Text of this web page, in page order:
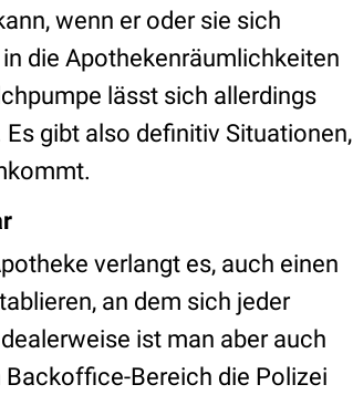
wenn er oder sie sich
die Apothekenräumlichkeiten
lässt sich allerdings
gibt also definitiv Situationen,
verlangt es, auch einen
an dem sich jeder
ist man aber auch
Bereich die Polizei